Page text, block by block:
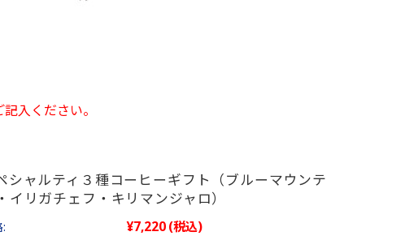
入ください。
シャルティ３種コーヒーギフト（ブルーマウンテ
イリガチェフ・キリマンジャロ）
¥7,220(税込)